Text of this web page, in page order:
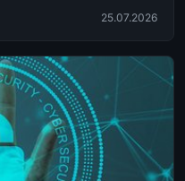
25.07.2026